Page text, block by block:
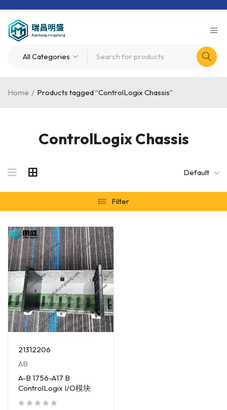
ControlLogix Chassis
Home / Products tagged “ControlLogix Chassis”
Default
Filter
21312206
AB
A-B 1756-A17 B
ControlLogix I/O模块